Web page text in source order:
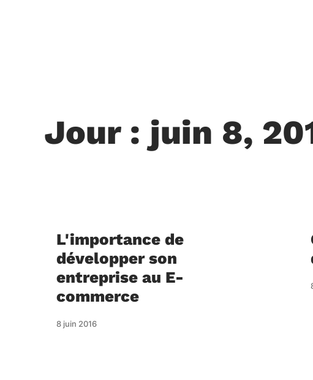
Jour : juin 8,
L'importance de
développer son
entreprise au E-
commerce
8 juin 2016